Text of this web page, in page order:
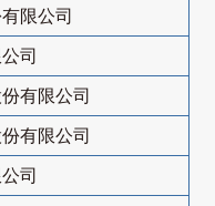
限公司
司
有限公司
有限公司
司